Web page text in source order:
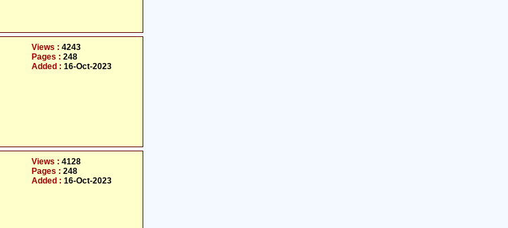
Views : 4243
Pages : 248
Added : 16-Oct-2023
Views : 4128
Pages : 248
Added : 16-Oct-2023